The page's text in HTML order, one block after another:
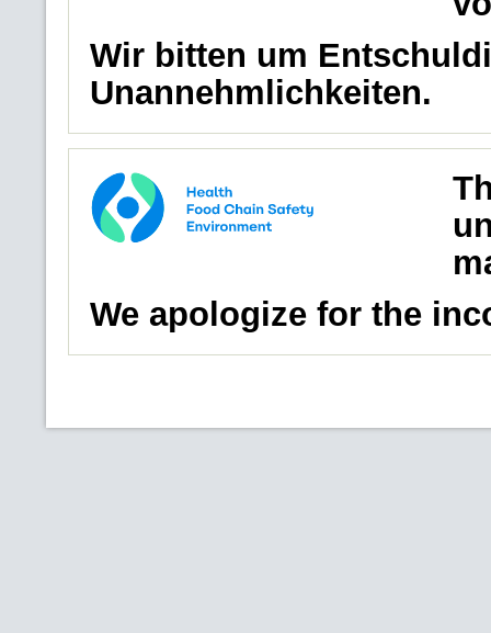
Wir bitten um
Unannehmlichkeiten.
We apologize for the